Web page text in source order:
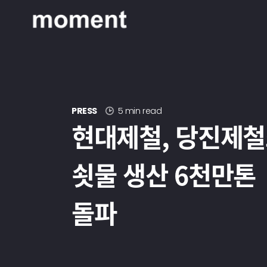
PRESS 5 min read
현대제철, 당진제
쇳물 생산 6천만톤
돌파